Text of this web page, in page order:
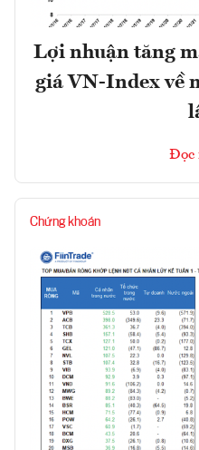
Lợi nhuận tăng
giá VN-Index về
Đọc
Chứng khoán